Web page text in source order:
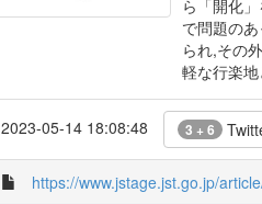
ら「開化
で問題の
られ,その
軽な行楽
2023-05-14 18:08:48 3 + 6
https://www.jstage.jst.go.jp/